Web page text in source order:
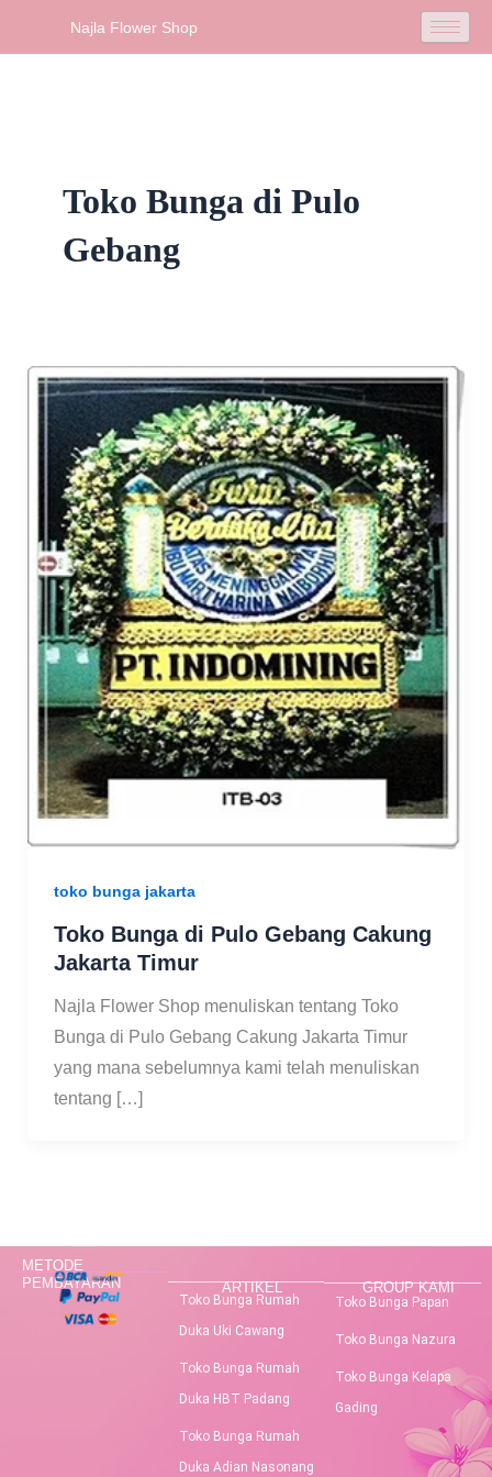
Najla Flower Shop
Toko Bunga di Pulo
Gebang
toko bunga jakarta
Toko Bunga di Pulo Gebang Cakung
Jakarta Timur
Najla Flower Shop menuliskan tentang Toko
Bunga di Pulo Gebang Cakung Jakarta Timur
yang mana sebelumnya kami telah menuliskan
tentang […]
METODE
PEMBAYARAN
ARTIKEL
Toko Bunga Rumah
Duka Uki Cawang
Toko Bunga Rumah
Duka HBT Padang
Toko Bunga Rumah
Duka Adian Nasonang
GROUP KAMI
Toko Bunga Papan
Toko Bunga Nazura
Toko Bunga Kelapa
Gading